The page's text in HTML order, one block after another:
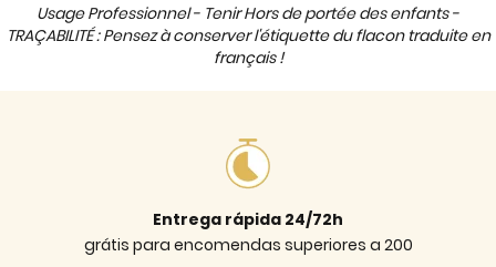
Usage Professionnel - Tenir Hors de portée des enfants -
TRAÇABILITÉ : Pensez à conserver l'étiquette du flacon traduite en
français !
Entrega rápida 24/72h
grátis para encomendas superiores a 200